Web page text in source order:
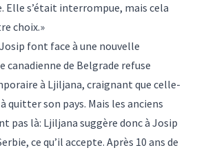
s’était interrompue, mais cela
choix.»
font face à une nouvelle
canadienne de Belgrade refuse
à Ljiljana, craignant que celle-
quitter son pays. Mais les anciens
pas là: Ljiljana suggère donc à Josip
ce qu’il accepte. Après 10 ans de